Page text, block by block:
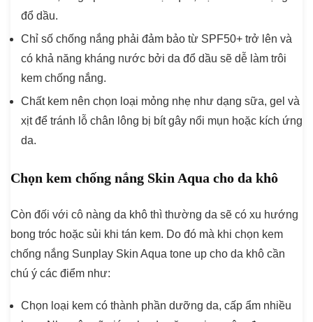
đổ dầu.
Chỉ số chống nắng phải đảm bảo từ SPF50+ trở lên và
có khả năng kháng nước bởi da đổ dầu sẽ dễ làm trôi
kem chống nắng.
Chất kem nên chọn loại mỏng nhẹ như dạng sữa, gel và
xịt để tránh lỗ chân lông bị bít gây nổi mụn hoặc kích ứng
da.
Chọn kem chống nắng Skin Aqua cho da khô
Còn đối với cô nàng da khô thì thường da sẽ có xu hướng
bong tróc hoặc sủi khi tán kem. Do đó mà khi chọn kem
chống nắng Sunplay Skin Aqua tone up cho da khô cần
chú ý các điểm như:
Chọn loại kem có thành phần dưỡng da, cấp ẩm nhiều